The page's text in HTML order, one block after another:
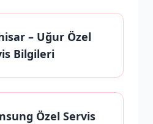
– Uğur Özel
Bilgileri
Özel Servis